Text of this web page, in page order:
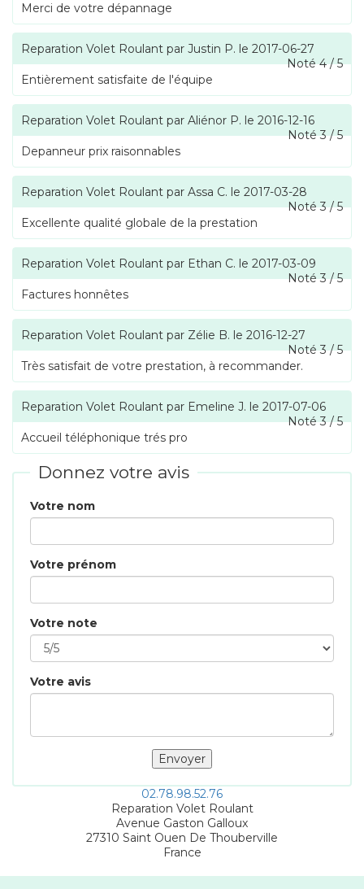
Merci de votre dépannage
Reparation Volet Roulant par Justin P. le 2017-06-27
Noté4/5
Entièrement satisfaite de l'équipe
Reparation Volet Roulant par Aliénor P. le 2016-12-16
Noté3/5
Depanneur prix raisonnables
Reparation Volet Roulant par Assa C. le 2017-03-28
Noté3/5
Excellente qualité globale de la prestation
Reparation Volet Roulant par Ethan C. le 2017-03-09
Noté3/5
Factures honnêtes
Reparation Volet Roulant par Zélie B. le 2016-12-27
Noté3/5
Très satisfait de votre prestation, à recommander.
Reparation Volet Roulant par Emeline J. le 2017-07-06
Noté3/5
Accueil téléphonique trés pro
Donnez votre avis
Votre nom
Votre prénom
Votre note
Votre avis
02.78.98.52.76
Reparation Volet Roulant
Avenue Gaston Galloux
27310 Saint Ouen De Thouberville
France